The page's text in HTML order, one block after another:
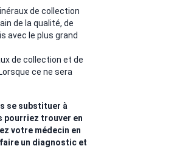
de collection
de la qualité, de
avec le plus grand
de collection et de
ce ne sera
se substituer à
pourriez trouver en
votre médecin en
un diagnostic et